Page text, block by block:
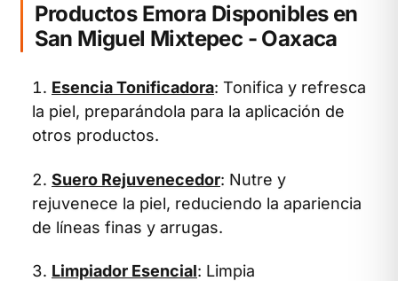
Productos Emora Disponibles en
San Miguel Mixtepec - Oaxaca
Esencia Tonificadora: Tonifica y refresca
la piel, preparándola para la aplicación de
otros productos.
Suero Rejuvenecedor: Nutre y
rejuvenece la piel, reduciendo la apariencia
de líneas finas y arrugas.
Limpiador Esencial: Limpia